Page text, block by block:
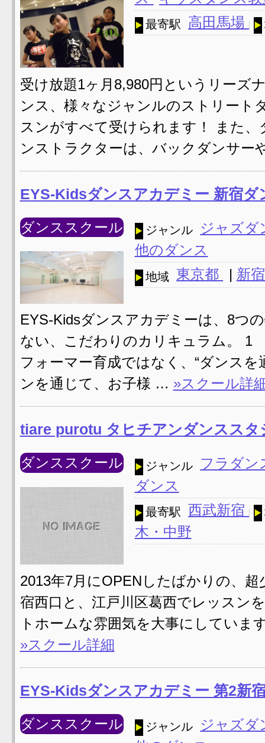
最寄駅 高田馬場
受け放題1ヶ月8,980円というリーズ
ンス、様々なジャンルのストリート
スンがすべて受けられます！ また
ンストラクターは、バックダンサ
EYS-Kidsダンスアカデミー 新宿ダ
ダンススクール ジャンル
ジャズ
他のダンス
地域 東京都 | 新
EYS-Kidsダンスアカデミーは、8つ
ない、こだわりのカリキュラム。 1
フォーマー育成ではなく、“ダンス
ンを通じて、お子様 … »スクール詳
tiare purotu タヒチアンダンススタ
ダンススクール ジャンル
フラダ
ダンス
最寄駅 西武新宿
木・中野
2013年7月にOPENしたばかりの、
宿西口と、江戸川区葛西でレッスン
トホームな雰囲気を大事にしてい
»スクール詳細
EYS-Kidsダンスアカデミー 第2新
ダンススクール ジャンル
ジャズ